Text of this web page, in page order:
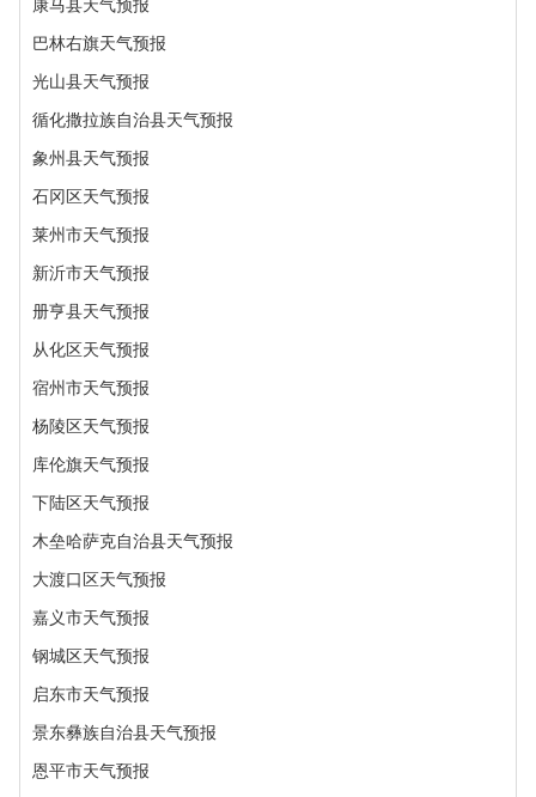
康马县天气预报
巴林右旗天气预报
光山县天气预报
循化撒拉族自治县天气预报
象州县天气预报
石冈区天气预报
莱州市天气预报
新沂市天气预报
册亨县天气预报
从化区天气预报
宿州市天气预报
杨陵区天气预报
库伦旗天气预报
下陆区天气预报
木垒哈萨克自治县天气预报
大渡口区天气预报
嘉义市天气预报
钢城区天气预报
启东市天气预报
景东彝族自治县天气预报
恩平市天气预报